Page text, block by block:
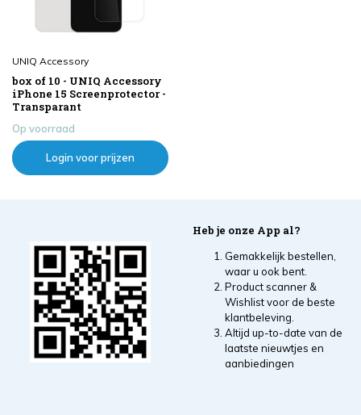
UNIQ Accessory
box of 10 - UNIQ Accessory
iPhone 15 Screenprotector -
Transparant
Op voorraad
Login voor prijzen
Heb je onze App al?
Gemakkelijk bestellen,
waar u ook bent.
Product scanner &
Wishlist voor de beste
klantbeleving.
Altijd up-to-date van de
laatste nieuwtjes en
aanbiedingen